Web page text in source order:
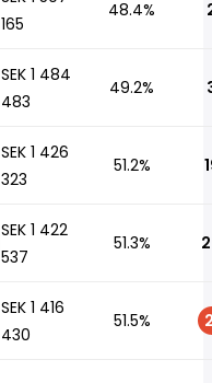
165
48.4%
SEK 1 484
483
49.2%
SEK 1 426
323
51.2%
SEK 1 422
537
51.3%
SEK 1 416
430
51.5%